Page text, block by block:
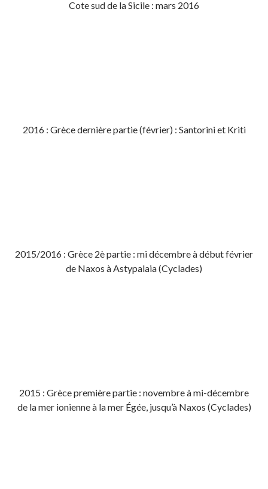
Cote sud de la Sicile : mars 2016
2016 : Grèce dernière partie (février) : Santorini et Kriti
2015/2016 : Grèce 2è partie : mi décembre à début février
de Naxos à Astypalaia (Cyclades)
2015 : Grèce première partie : novembre à mi-décembre
de la mer ionienne à la mer Égée, jusqu’à Naxos (Cyclades)